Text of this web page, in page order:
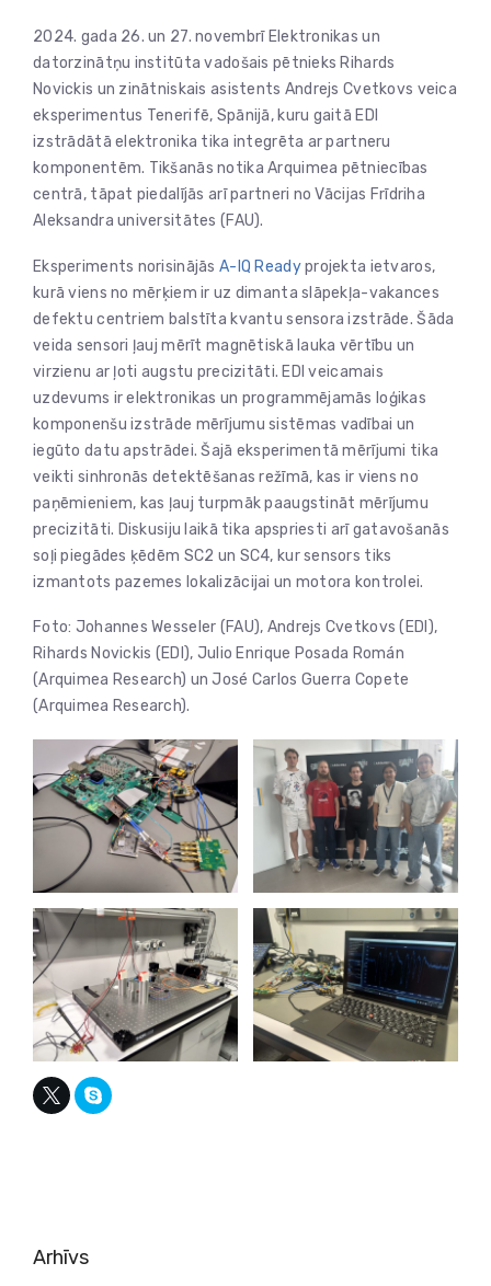
2024. gada 26. un 27. novembrī Elektronikas un
datorzinātņu institūta vadošais pētnieks Rihards
Novickis un zinātniskais asistents Andrejs Cvetkovs veica
eksperimentus Tenerifē, Spānijā, kuru gaitā EDI
izstrādātā elektronika tika integrēta ar partneru
komponentēm. Tikšanās notika Arquimea pētniecības
centrā, tāpat piedalījās arī partneri no Vācijas Frīdriha
Aleksandra universitātes (FAU).
Eksperiments norisinājās A-IQ Readyprojekta ietvaros,
kurā viens no mērķiem ir uz dimanta slāpekļa-vakances
defektu centriem balstīta kvantu sensora izstrāde. Šāda
veida sensori ļauj mērīt magnētiskā lauka vērtību un
virzienu ar ļoti augstu precizitāti. EDI veicamais
uzdevums ir elektronikas un programmējamās loģikas
komponenšu izstrāde mērījumu sistēmas vadībai un
iegūto datu apstrādei. Šajā eksperimentā mērījumi tika
veikti sinhronās detektēšanas režīmā, kas ir viens no
paņēmieniem, kas ļauj turpmāk paaugstināt mērījumu
precizitāti. Diskusiju laikā tika apspriesti arī gatavošanās
soļi piegādes ķēdēm SC2 un SC4, kur sensors tiks
izmantots pazemes lokalizācijai un motora kontrolei.
Foto: Johannes Wesseler (FAU), Andrejs Cvetkovs (EDI),
Rihards Novickis (EDI), Julio Enrique Posada Román
(Arquimea Research) un José Carlos Guerra Copete
(Arquimea Research).
Arhīvs